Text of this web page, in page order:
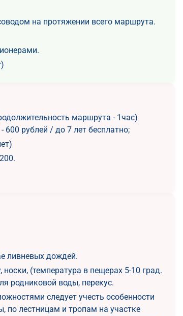
на протяжении всего маршрута.
маршрута - 1час)
600 рублей / до 7 лет бесплатно;
ливневых дождей.
(температура в пещерах 5-10 град.
родниковой воды, перекус.
следует учесть особенности
лестницам и тропам на участке